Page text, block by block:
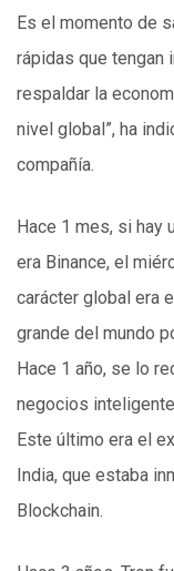
Es el momento de
rápidas que tengan
respaldar la
nivel global”, ha
compañía.
Hace 1 mes, si hay
era Binance, el
carácter global era
grande del mundo
Hace 1 año, se lo
negocios
Este último era el
India, que estaba
Blockchain.